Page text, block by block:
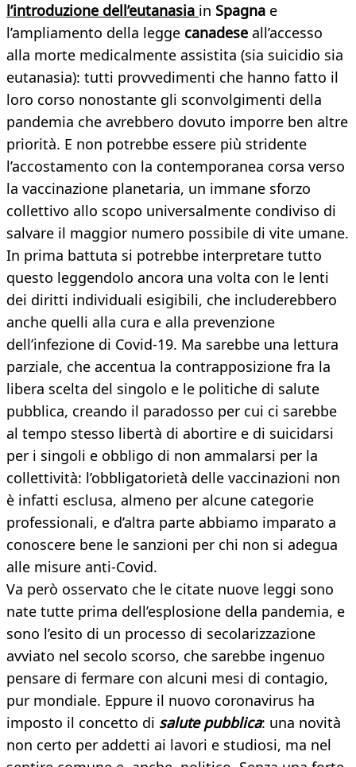
l’introduzione dell’eutanasia in Spagna e
l’ampliamento della legge canadese all’accesso
alla morte medicalmente assistita (sia suicidio sia
eutanasia): tutti provvedimenti che hanno fatto il
loro corso nonostante gli sconvolgimenti della
pandemia che avrebbero dovuto imporre ben altre
priorità. E non potrebbe essere più stridente
l’accostamento con la contemporanea corsa verso
la vaccinazione planetaria, un immane sforzo
collettivo allo scopo universalmente condiviso di
salvare il maggior numero possibile di vite umane.
In prima battuta si potrebbe interpretare tutto
questo leggendolo ancora una volta con le lenti
dei diritti individuali esigibili, che includerebbero
anche quelli alla cura e alla prevenzione
dell’infezione di Covid-19. Ma sarebbe una lettura
parziale, che accentua la contrapposizione fra la
libera scelta del singolo e le politiche di salute
pubblica, creando il paradosso per cui ci sarebbe
al tempo stesso libertà di abortire e di suicidarsi
per i singoli e obbligo di non ammalarsi per la
collettività: l’obbligatorietà delle vaccinazioni non
è infatti esclusa, almeno per alcune categorie
professionali, e d’altra parte abbiamo imparato a
conoscere bene le sanzioni per chi non si adegua
alle misure anti-Covid.
Va però osservato che le citate nuove leggi sono
nate tutte prima dell’esplosione della pandemia, e
sono l’esito di un processo di secolarizzazione
avviato nel secolo scorso, che sarebbe ingenuo
pensare di fermare con alcuni mesi di contagio,
pur mondiale. Eppure il nuovo coronavirus ha
imposto il concetto di salute pubblica: una novità
non certo per addetti ai lavori e studiosi, ma nel